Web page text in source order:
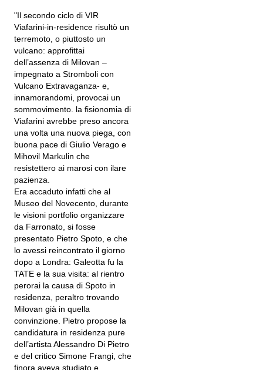
"Il secondo ciclo di VIR
Viafarini-in-residence risultò un
terremoto, o piuttosto un
vulcano: approfittai
dell’assenza di Milovan –
impegnato a Stromboli con
Vulcano Extravaganza- e,
innamorandomi, provocai un
sommovimento. la fisionomia di
Viafarini avrebbe preso ancora
una volta una nuova piega, con
buona pace di Giulio Verago e
Mihovil Markulin che
resistettero ai marosi con ilare
pazienza.
Era accaduto infatti che al
Museo del Novecento, durante
le visioni portfolio organizzare
da Farronato, si fosse
presentato Pietro Spoto, e che
lo avessi reincontrato il giorno
dopo a Londra: Galeotta fu la
TATE e la sua visita: al rientro
perorai la causa di Spoto in
residenza, peraltro trovando
Milovan già in quella
convinzione. Pietro propose la
candidatura in residenza pure
dell’artista Alessandro Di Pietro
e del critico Simone Frangi, che
finora aveva studiato e